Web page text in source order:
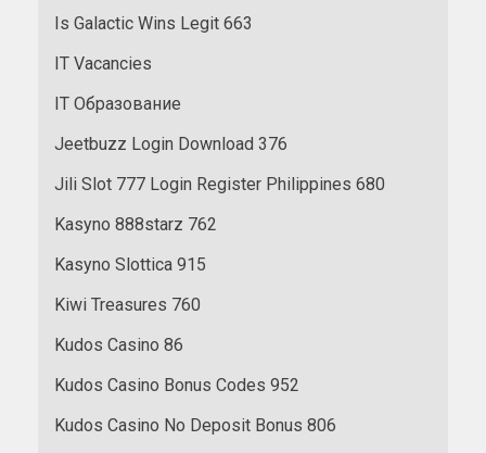
Is Galactic Wins Legit 663
IT Vacancies
IT Образование
Jeetbuzz Login Download 376
Jili Slot 777 Login Register Philippines 680
Kasyno 888starz 762
Kasyno Slottica 915
Kiwi Treasures 760
Kudos Casino 86
Kudos Casino Bonus Codes 952
Kudos Casino No Deposit Bonus 806